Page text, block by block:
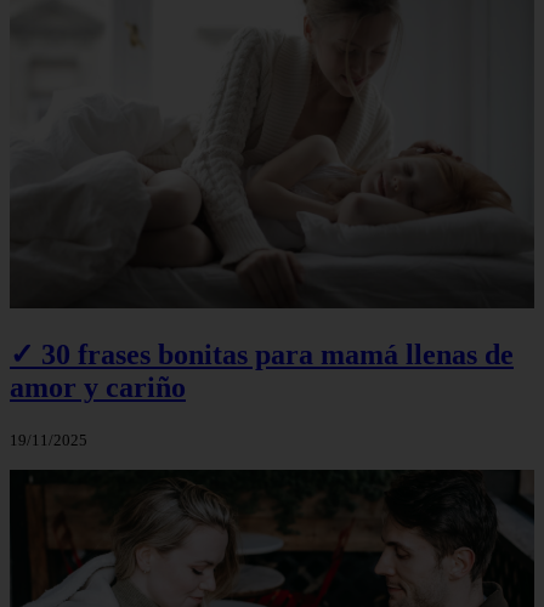
✓ 30 frases bonitas para mamá llenas de
amor y cariño
19/11/2025